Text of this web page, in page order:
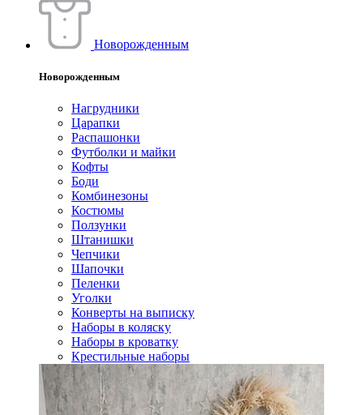
Новорожденным
Новорожденным
Нагрудники
Царапки
Распашонки
Футболки и майки
Кофты
Боди
Комбинезоны
Костюмы
Ползунки
Штанишки
Чепчики
Шапочки
Пеленки
Уголки
Конверты на выписку
Наборы в коляску
Наборы в кроватку
Крестильные наборы